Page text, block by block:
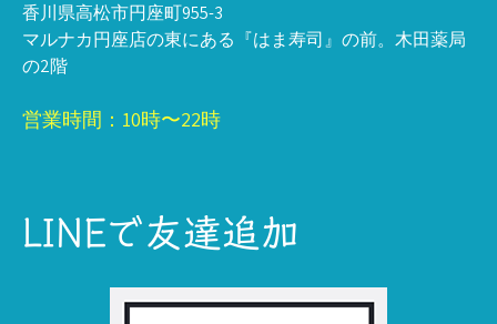
香川県高松市円座町955-3
マルナカ円座店の東にある『はま寿司』の前。木田薬局
の2階
営業時間：10時〜22時
LINEで友達追加